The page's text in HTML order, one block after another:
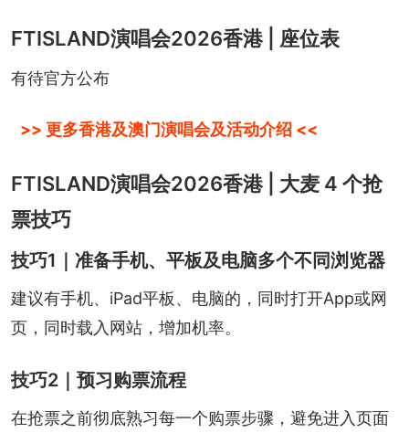
FTISLAND演唱会2026香港 | 座位表
有待官方公布
>> 更多香港及澳门演唱会及活动介绍 <<
FTISLAND演唱会2026香港 | 大麦 4 个抢
票技巧
技巧1｜准备手机、平板及电脑多个不同浏览器
建议有手机、iPad平板、电脑的，同时打开App或网
页，同时载入网站，增加机率。
技巧2｜预习购票流程
在抢票之前彻底熟习每一个购票步骤，避免进入页面